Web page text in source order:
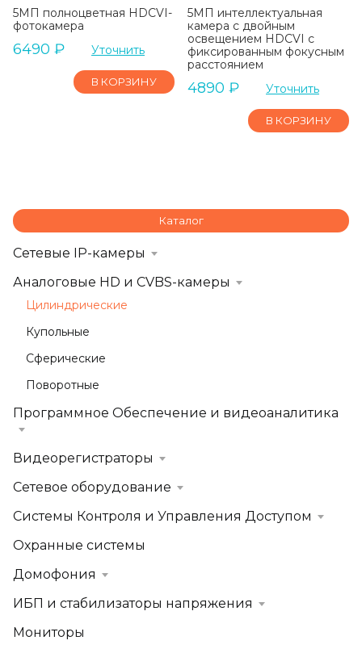
5МП полноцветная HDCVI-
фотокамера
6490 ₽ Уточнить
В КОРЗИНУ
5МП интеллектуальная
камера с двойным
освещением HDCVI с
фиксированным фокусным
расстоянием
4890 ₽ Уточнить
В КОРЗИНУ
Каталог
Сетевые IP-камеры
Аналоговые HD и CVBS-камеры
Цилиндрические
Купольные
Сферические
Поворотные
Программное Обеспечение и видеоаналитика
Видеорегистраторы
Сетевое оборудование
Системы Контроля и Управления Доступом
Охранные системы
Домофония
ИБП и стабилизаторы напряжения
Мониторы